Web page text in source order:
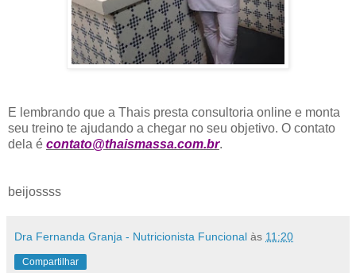
E lembrando que a Thais presta consultoria online e monta
seu treino te ajudando a chegar no seu objetivo. O contato
dela é contato@thaismassa.com.br.
beijossss
Dra Fernanda Granja - Nutricionista Funcional às 11:20
Compartilhar